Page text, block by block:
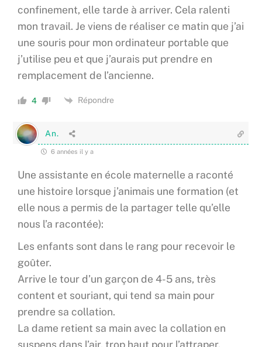
confinement, elle tarde à arriver. Cela ralenti
mon travail. Je viens de réaliser ce matin que j’ai
une souris pour mon ordinateur portable que
j’utilise peu et que j’aurais put prendre en
remplacement de l’ancienne.
4 Répondre
An.
6 années il y a
Une assistante en école maternelle a raconté
une histoire lorsque j’animais une formation (et
elle nous a permis de la partager telle qu’elle
nous l’a racontée):
Les enfants sont dans le rang pour recevoir le
goûter.
Arrive le tour d’un garçon de 4-5 ans, très
content et souriant, qui tend sa main pour
prendre sa collation.
La dame retient sa main avec la collation en
suspens dans l’air, trop haut pour l’attraper.